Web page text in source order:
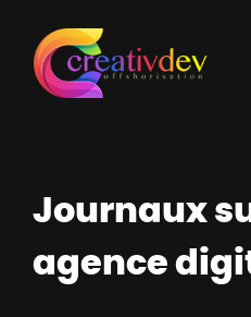
Journaux
agence